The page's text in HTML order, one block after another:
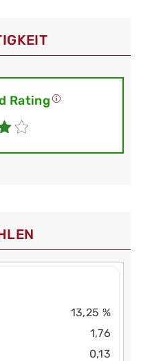
Rating
13,25 %
1,76
0,13